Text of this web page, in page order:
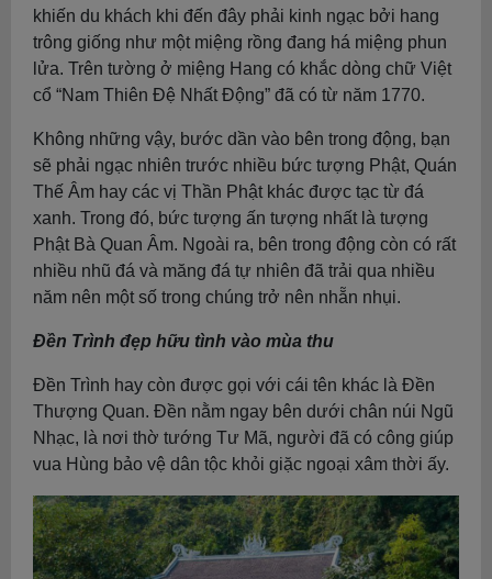
khiến du khách khi đến đây phải kinh ngạc bởi hang
trông giống như một miệng rồng đang há miệng phun
lửa. Trên tường ở miệng Hang có khắc dòng chữ Việt
cổ “Nam Thiên Đệ Nhất Động” đã có từ năm 1770.
Không những vậy, bước dần vào bên trong động, bạn
sẽ phải ngạc nhiên trước nhiều bức tượng Phật, Quán
Thế Âm hay các vị Thần Phật khác được tạc từ đá
xanh. Trong đó, bức tượng ấn tượng nhất là tượng
Phật Bà Quan Âm. Ngoài ra, bên trong động còn có rất
nhiều nhũ đá và măng đá tự nhiên đã trải qua nhiều
năm nên một số trong chúng trở nên nhẵn nhụi.
Đền Trình đẹp hữu tình vào mùa thu
Đền Trình hay còn được gọi với cái tên khác là Đền
Thượng Quan. Đền nằm ngay bên dưới chân núi Ngũ
Nhạc, là nơi thờ tướng Tư Mã, người đã có công giúp
vua Hùng bảo vệ dân tộc khỏi giặc ngoại xâm thời ấy.